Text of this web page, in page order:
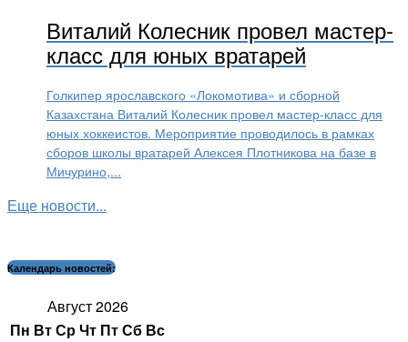
Виталий Колесник провел мастер-
класс для юных вратарей
Голкипер ярославского «Локомотива» и сборной
Казахстана Виталий Колесник провел мастер-класс для
юных хоккеистов. Мероприятие проводилось в рамках
сборов школы вратарей Алексея Плотникова на базе в
Мичурино,...
Еще новости...
Календарь новостей:
Август 2026
Пн ВтСрЧт ПтСб Вс